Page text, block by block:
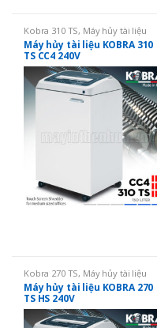
Kobra 310 TS, Máy hủy tài liệu
Máy hủy tài liệu KOBRA 310
TS CC4 240V
Kobra 270 TS, Máy hủy tài liệu
Máy hủy tài liệu KOBRA 270
TS HS 240V